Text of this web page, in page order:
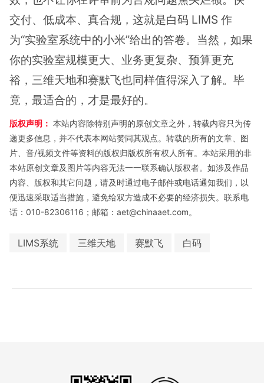
交付、低成本、真合规，这就是白码 LIMS 作
为“实验室系统中的小米”给出的答卷。当然，如果
你的实验室规模更大、业务更复杂、预算更充
裕，三维天地和赛默飞也同样值得深入了解。毕
竟，最适合的，才是最好的。
版权声明： 本站内容除特别声明的原创文章之外，转载内容只为传
递更多信息，并不代表本网站赞同其观点。转载的所有的文章、图
片、音/视频文件等资料的版权归版权所有权人所有。本站采用的非
本站原创文章及图片等内容无法一一联系确认版权者。如涉及作品
内容、版权和其它问题，请及时通过电子邮件或电话通知我们，以
便迅速采取适当措施，避免给双方造成不必要的经济损失。联系电
话：010-82306116；邮箱：aet@chinaaet.com。
LIMS系统 三维天地 赛默飞 白码